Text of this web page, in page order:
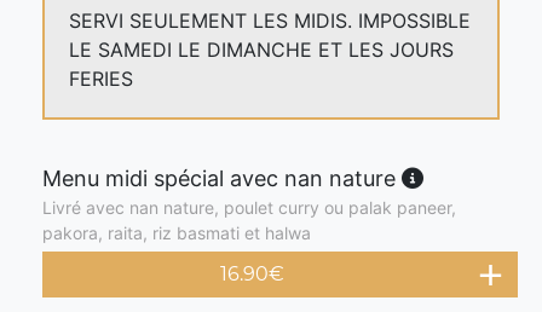
SERVI SEULEMENT LES MIDIS. IMPOSSIBLE
LE SAMEDI LE DIMANCHE ET LES JOURS
FERIES
Menu midi spécial avec nan nature
Livré avec nan nature, poulet curry ou palak paneer,
pakora, raita, riz basmati et halwa
16.90€